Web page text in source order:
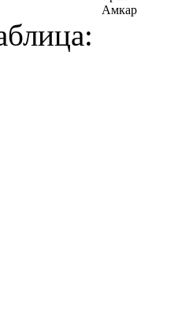
Амкар